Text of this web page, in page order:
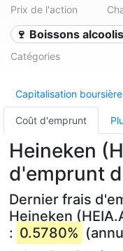
Prix de l'action
🍷 Boissons
Catégories
Capitalisation boursière
Coût d'emprunt
Heineken
d'emprunt
Dernier frais
Heineken
: 0.5780%